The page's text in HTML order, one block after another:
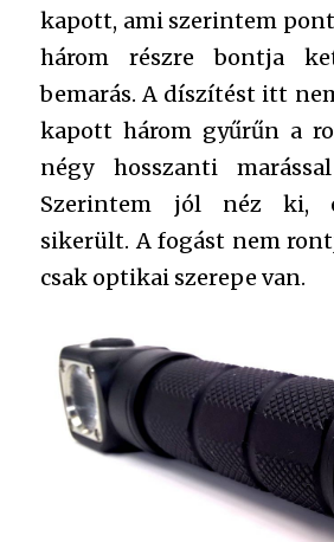
kapott, ami szerintem
három részre bontja
bemarás. A díszítést itt
kapott három gyűrűn a
négy hosszanti
Szerintem jól néz ki,
sikerült. A fogást nem
csak optikai szerepe van.